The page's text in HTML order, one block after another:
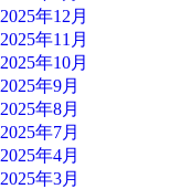
2025年12月
2025年11月
2025年10月
2025年9月
2025年8月
2025年7月
2025年4月
2025年3月